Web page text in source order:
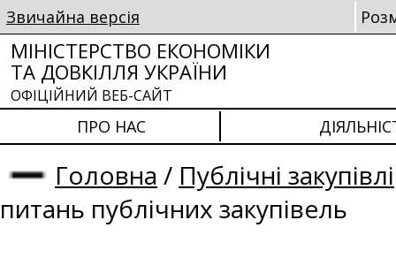
Звичайна версія
МІНІСТЕРСТВО ЕКОНОМІКИ
ТА ДОВКІЛЛЯ УКРАЇНИ
ОФІЦІЙНИЙ ВЕБ-САЙТ
ПРО НАС
Головна / Публічні закупівлі
питань публічних закупівель